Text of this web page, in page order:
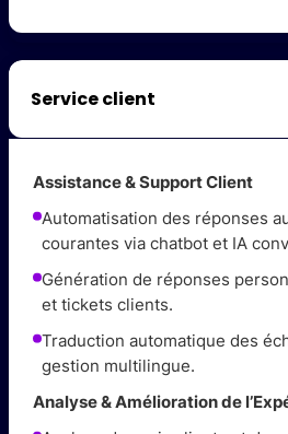
Service client
Assistance & Support Client
Automatisation des réponses
courantes via chatbot et IA
Génération de réponses
et tickets clients.
Traduction automatique des
gestion multilingue.
Analyse & Amélioration de